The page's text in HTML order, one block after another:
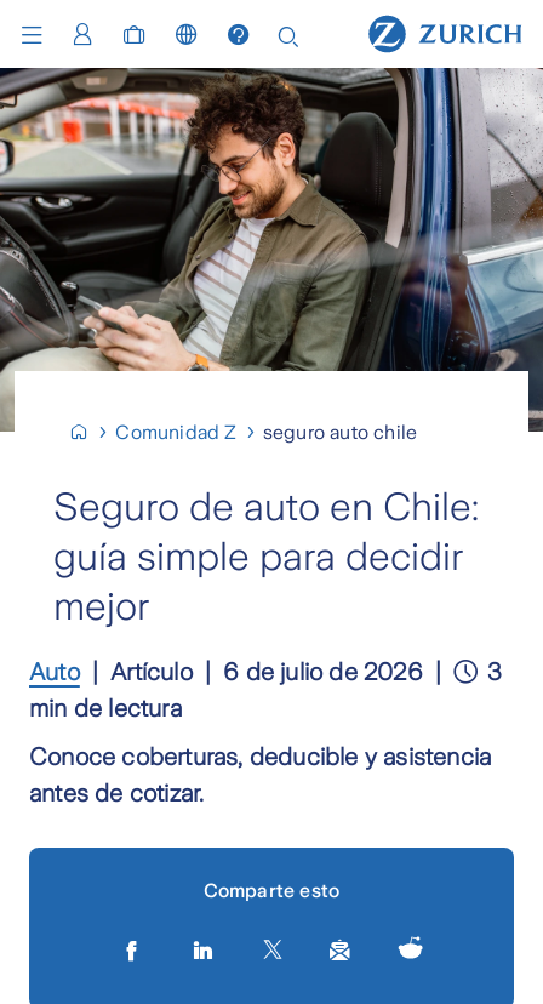
Comunidad Z seguro auto chile
Seguro de auto en Chile:
guía simple para decidir
mejor
Auto Artículo 6 de julio de 2026
3
min de lectura
Conoce coberturas, deducible y asistencia
antes de cotizar.
Comparte esto